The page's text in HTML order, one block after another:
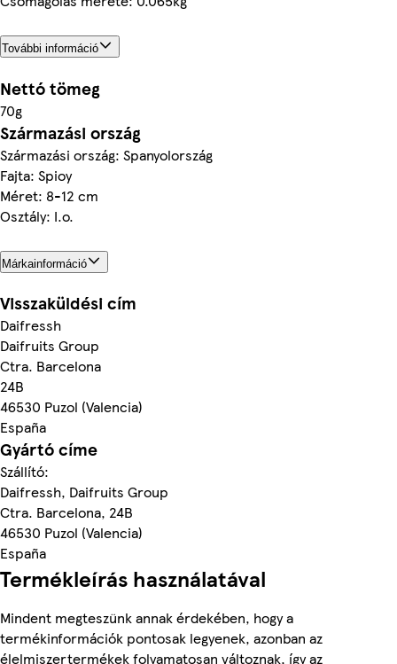
További információ
Nettó tömeg
70g
Származási ország
Származási ország: Spanyolország
Fajta: Spioy
Méret: 8-12 cm
Osztály: I.o.
Márkainformáció
Visszaküldési cím
Daifressh
Daifruits Group
Ctra. Barcelona
24B
46530 Puzol (Valencia)
España
Gyártó címe
Szállító:
Daifressh, Daifruits Group
Ctra. Barcelona, 24B
46530 Puzol (Valencia)
España
Termékleírás használatával
Mindent megteszünk annak érdekében, hogy a
termékinformációk pontosak legyenek, azonban az
élelmiszertermékek folyamatosan változnak, így az